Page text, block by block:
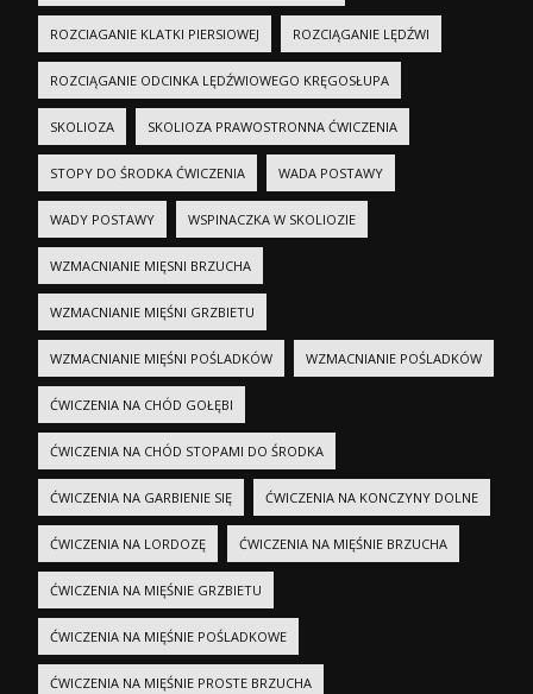
ROZCIAGANIE KLATKI PIERSIOWEJ ROZCIĄGANIE LĘDŹWI
ROZCIĄGANIE ODCINKA LĘDŹWIOWEGO KRĘGOSŁUPA
SKOLIOZA SKOLIOZA PRAWOSTRONNA ĆWICZENIA
STOPY DO ŚRODKA ĆWICZENIA WADA POSTAWY
WADY POSTAWY WSPINACZKA W SKOLIOZIE
WZMACNIANIE MIĘSNI BRZUCHA
WZMACNIANIE MIĘŚNI GRZBIETU
WZMACNIANIE MIĘŚNI POŚLADKÓW WZMACNIANIE POŚLADKÓW
ĆWICZENIA NA CHÓD GOŁĘBI
ĆWICZENIA NA CHÓD STOPAMI DO ŚRODKA
ĆWICZENIA NA GARBIENIE SIĘ ĆWICZENIA NA KONCZYNY DOLNE
ĆWICZENIA NA LORDOZĘ ĆWICZENIA NA MIĘŚNIE BRZUCHA
ĆWICZENIA NA MIĘŚNIE GRZBIETU
ĆWICZENIA NA MIĘŚNIE POŚLADKOWE
ĆWICZENIA NA MIĘŚNIE PROSTE BRZUCHA